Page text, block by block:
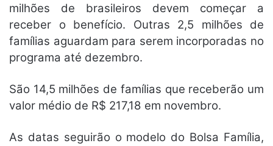
milhões de brasileiros devem começar a
receber o benefício. Outras 2,5 milhões de
famílias aguardam para serem incorporadas no
programa até dezembro.
São 14,5 milhões de famílias que receberão um
valor médio de R$ 217,18 em novembro.
As datas seguirão o modelo do Bolsa Família,